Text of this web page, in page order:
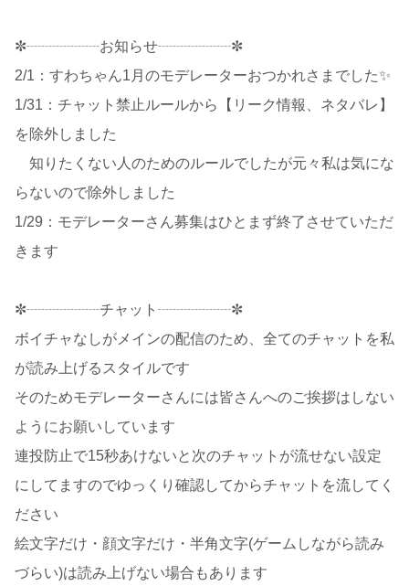
✼┈┈┈┈┈お知らせ┈┈┈┈┈✼
2/1：すわちゃん1月のモデレーターおつかれさまでした✨
1/31：チャット禁止ルールから【リーク情報、ネタバレ】
を除外しました
知りたくない人のためのルールでしたが元々私は気にな
らないので除外しました
1/29：モデレーターさん募集はひとまず終了させていただ
きます
✼┈┈┈┈┈チャット┈┈┈┈┈✼
ボイチャなしがメインの配信のため、全てのチャットを私
が読み上げるスタイルです
そのためモデレーターさんには皆さんへのご挨拶はしない
ようにお願いしています
連投防止で15秒あけないと次のチャットが流せない設定
にしてますのでゆっくり確認してからチャットを流してく
ださい
絵文字だけ・顔文字だけ・半角文字(ゲームしながら読み
づらい)は読み上げない場合もあります